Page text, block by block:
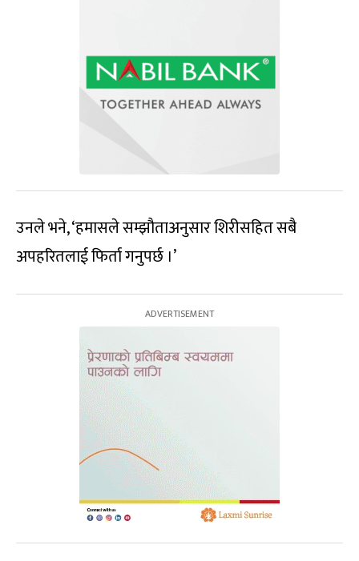
उनले भने, ‘हमासले सम्झौताअनुसार शिरीसहित सबै
अपहरितलाई फिर्ता गनुपर्छ ।’